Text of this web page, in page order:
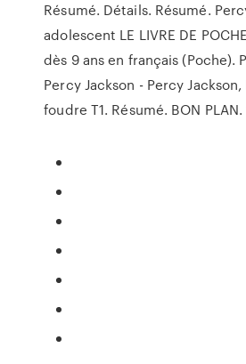
Résumé. Détails. Résumé.
adolescent LE LIVRE DE
dès 9 ans en français (Poche).
Percy Jackson - Percy
foudre T1. Résumé. BON PLAN.